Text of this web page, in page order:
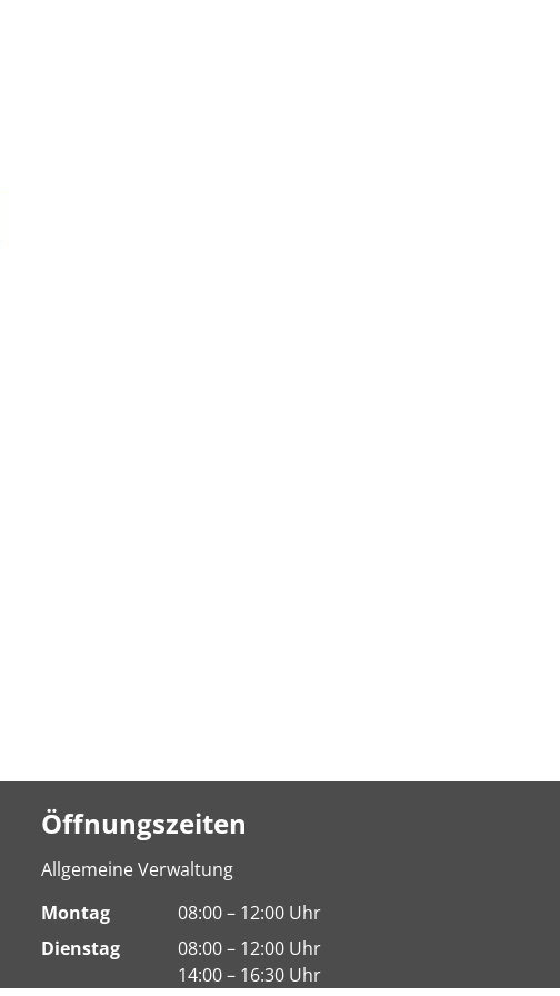
Öffnungszeiten
Allgemeine Verwaltung
Montag
08:00 – 12:00 Uhr
Dienstag
08:00 – 12:00 Uhr
14:00 – 16:30 Uhr